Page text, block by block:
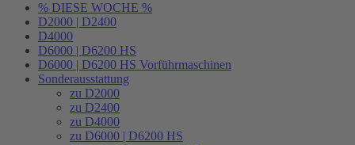
% DIESE WOCHE %
D2000 | D2400
D4000
D6000 | D6200 HS
D6000 | D6200 HS Vorführmaschinen
Sonderausstattung
zu D2000
zu D2400
zu D4000
zu D6000 | D6200 HS